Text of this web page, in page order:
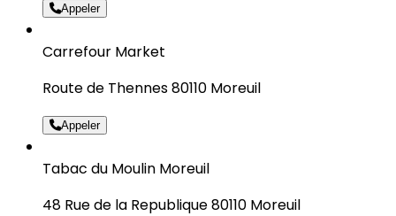
Appeler
Carrefour Market
Route de Thennes 80110 Moreuil
Appeler
Tabac du Moulin Moreuil
48 Rue de la Republique 80110 Moreuil